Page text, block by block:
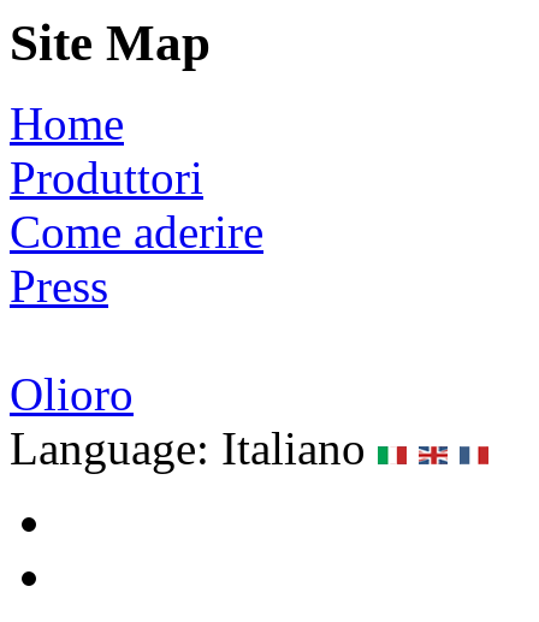
Site Map
Home
Produttori
Come aderire
Press
Olioro
Language: Italiano